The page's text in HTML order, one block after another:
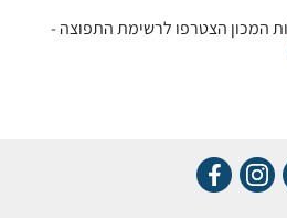
המכון הצטרפו לרשימת התפוצה -